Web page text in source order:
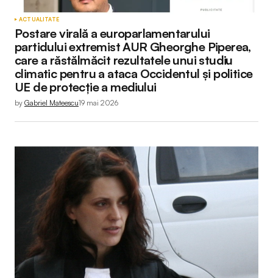
ACTUALITATE
Postare virală a europarlamentarului
partidului extremist AUR Gheorghe Piperea,
care a răstălmăcit rezultatele unui studiu
climatic pentru a ataca Occidentul și politice
UE de protecție a mediului
by Gabriel Mateescu19 mai 2026